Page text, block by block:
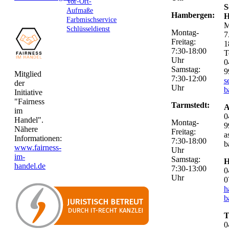
Mitglied
der
Initiative
"Fairness
im
Handel".
Nähere
Informationen:
www.fairness-
im-
handel.de
Aufmaße
Farbmischservice
Schlüsseldienst
Hambergen:
Montag-
Freitag:
7:30-18:00
Uhr
Samstag:
7:30-12:00
Uhr
Tarmstedt:
Montag-
Freitag:
7:30-18:00
Uhr
Samstag:
7:30-13:00
Uhr